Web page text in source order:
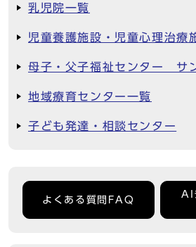
乳児院一覧
児童養護施設・児童心理治療
母子・父子福祉センター サ
地域療育センター一覧
子ども発達・相談センター
よくある質問FAQ
AI